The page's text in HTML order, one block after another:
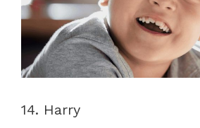
14. Harry